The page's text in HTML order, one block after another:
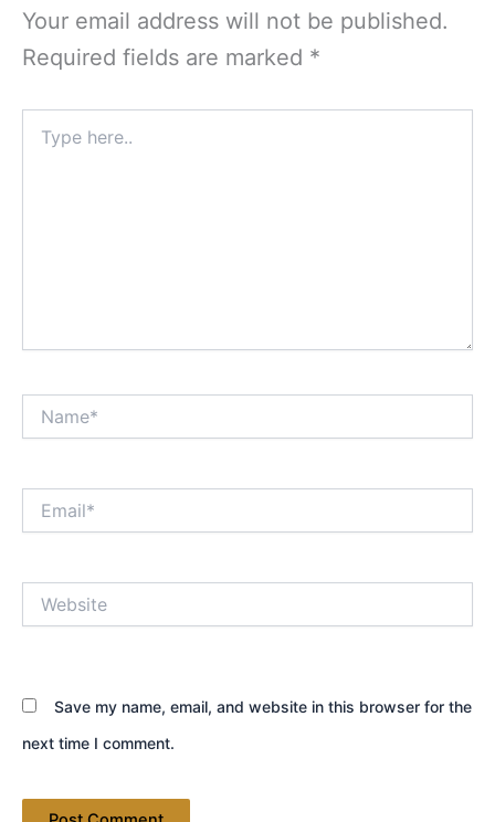
Your email address will not be published.
Required fields are marked *
here..
Save my name, email, and website in this browser for the
next time I comment.